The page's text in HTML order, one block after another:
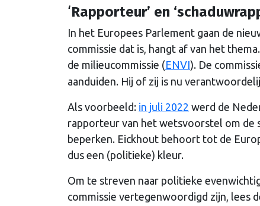
‘Rapporteur’ en
In het Europees Parlement gaan de
commissie dat is, hangt af van het
de milieucommissie (ENVI). De
aanduiden. Hij of zij is nu
Als voorbeeld: in juli 2022 werd de
rapporteur van het wetsvoorstel om de
beperken. Eickhout behoort tot de
dus een (politieke) kleur.
Om te streven naar politieke
commissie vertegenwoordigd zijn, lees